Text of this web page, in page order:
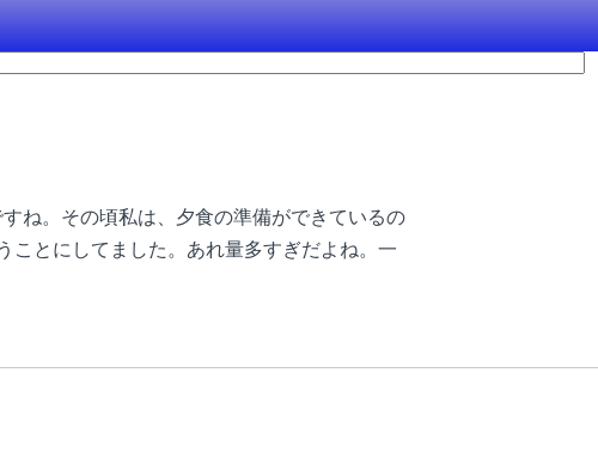
ね。その頃私は、夕食の準備ができているの
ことにしてました。あれ量多すぎだよね。一